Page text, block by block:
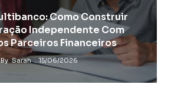
Como Construir
Independente Com
Parceiros Financeiros
By Sarah 15/06/2026